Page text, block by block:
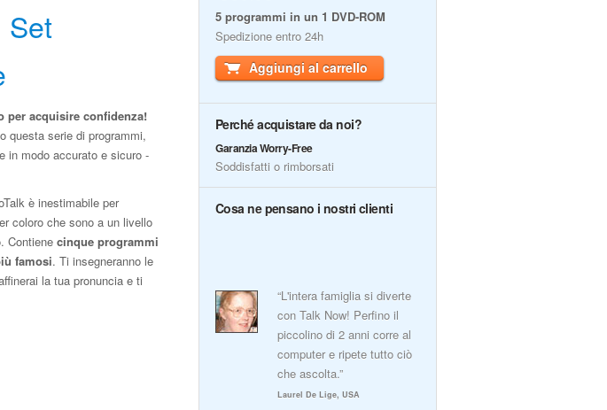
Set
per acquisire confidenza!
questa serie di programmi,
in modo accurato e sicuro -
è inestimabile per
coloro che sono a un livello
Contiene cinque programmi
famosi. Ti insegneranno le
la tua pronuncia e ti
5 programmi in un 1 DVD-ROM
Spedizione entro 24h
Aggiungi al carrello
Perché acquistare da noi?
Garanzia Worry-Free
Soddisfatti o rimborsati
Cosa ne pensano i nostri clienti
“L'intera famiglia si diverte
con Talk Now! Perfino il
piccolino di 2 anni corre al
computer e ripete tutto ciò
che ascolta.”
Laurel De Lige, USA